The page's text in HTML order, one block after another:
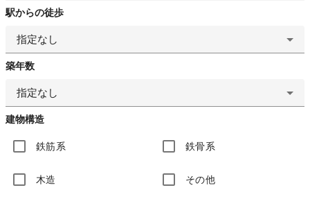
駅からの徒歩
指定なし
築年数
指定なし
建物構造
鉄筋系 鉄骨系
木造 その他